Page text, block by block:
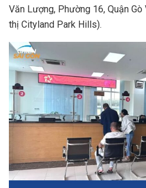
Văn Lượng, Phường 16, Quận
thị Cityland Park Hills).